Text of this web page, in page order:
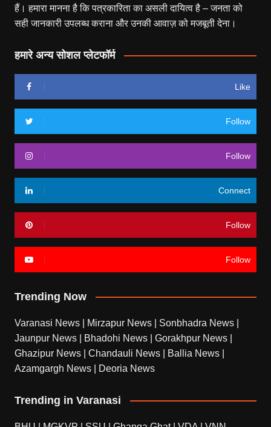
हैं। हमारा मानना है कि पत्रकारिता का असली दायित्व है – जनता को
सही जानकारी उपलब्ध कराना और उनकी आवाज़ को मजबूती देना।
हमारे अन्य सोशल प्लेटफॉर्म
Like
Follow
Follow
Connect
Follow
Follow
Trending Now
Varanasi News Mirzapur News Sonbhadra News
Jaunpur News
Bhadohi News Gorakhpur News
Ghazipur News
Chandauli News Ballia News
Azamgargh News
Deoria News
Trending in Varanasi